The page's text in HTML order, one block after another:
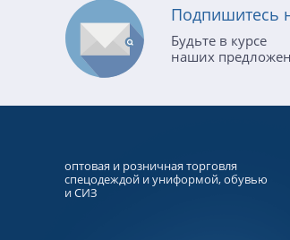
Подпишитесь
Будьте в курсе
наших
оптовая и розничная торговля
спецодеждой и униформой, обувью
и СИЗ